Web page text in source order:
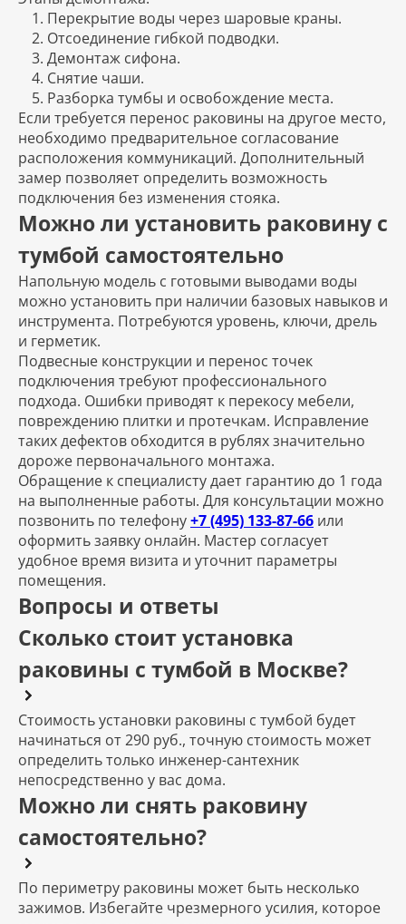
Перекрытие воды через шаровые краны.
Отсоединение гибкой подводки.
Демонтаж сифона.
Снятие чаши.
Разборка тумбы и освобождение места.
Если требуется перенос раковины на другое место,
необходимо предварительное согласование
расположения коммуникаций. Дополнительный
замер позволяет определить возможность
подключения без изменения стояка.
Можно ли установить раковину с
тумбой самостоятельно
Напольную модель с готовыми выводами воды
можно установить при наличии базовых навыков и
инструмента. Потребуются уровень, ключи, дрель
и герметик.
Подвесные конструкции и перенос точек
подключения требуют профессионального
подхода. Ошибки приводят к перекосу мебели,
повреждению плитки и протечкам. Исправление
таких дефектов обходится в рублях значительно
дороже первоначального монтажа.
Обращение к специалисту дает гарантию до 1 года
на выполненные работы. Для консультации можно
позвонить по телефону+7 (495) 133-87-66 или
оформить заявку онлайн. Мастер согласует
удобное время визита и уточнит параметры
помещения.
Вопросы и ответы
Сколько стоит установка
раковины с тумбой в Москве?
Стоимость установки раковины с тумбой будет
начинаться от 290 руб., точную стоимость может
определить только инженер-сантехник
непосредственно у вас дома.
Можно ли снять раковину
самостоятельно?
По периметру раковины может быть несколько
зажимов. Избегайте чрезмерного усилия, которое